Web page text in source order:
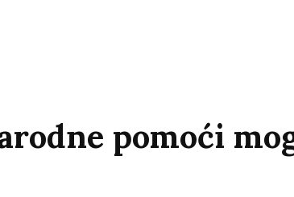
pomoći